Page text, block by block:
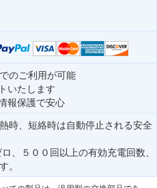
のご利用が可能
いたします
報保護で安心
時、短絡時は自動停止される安全
、５００回以上の有効充電回数、
。